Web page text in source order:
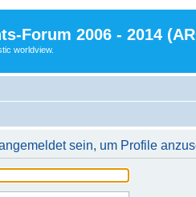
Forum 2006 - 2014
worldview.
sein, um Profile